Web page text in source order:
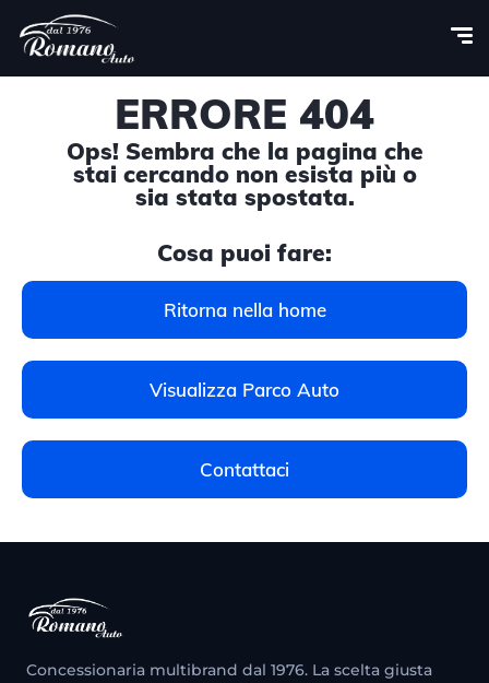
ERRORE 404
Ops! Sembra che la pagina che
stai cercando non esista più o
sia stata spostata.
Cosa puoi fare:
Ritorna nella home
Visualizza Parco Auto
Contattaci
Concessionaria multibrand dal 1976. La scelta giusta